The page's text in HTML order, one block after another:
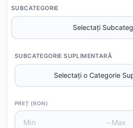
SUBCATEGORIE
SUBCATEGORIE SUPLIMENTARĂ
PREȚ (RON)
–